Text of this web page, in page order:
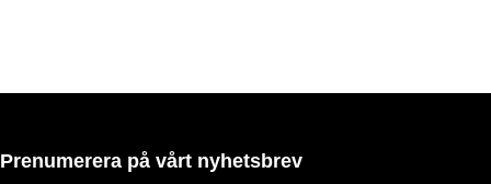
Prenumerera på vårt nyhetsbrev